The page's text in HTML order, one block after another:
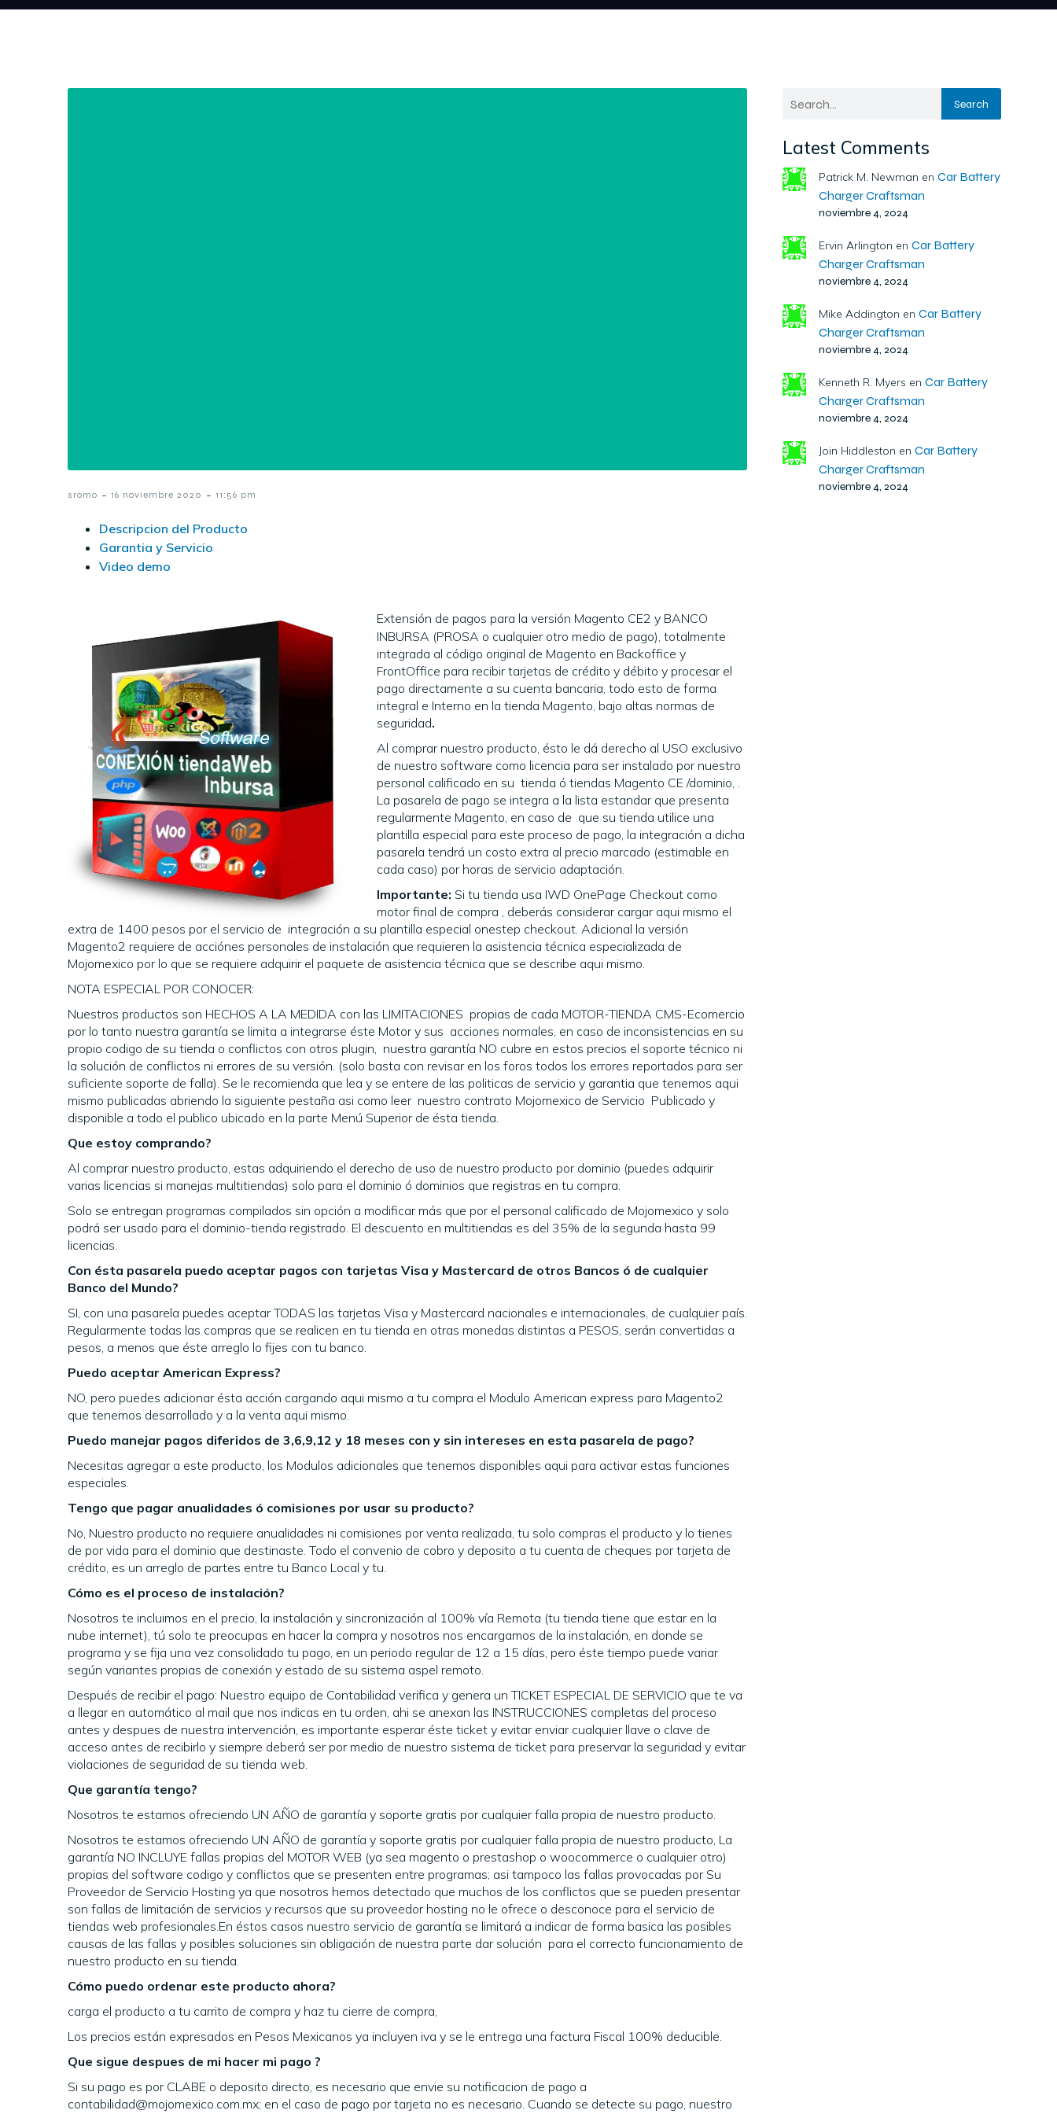
sromo - 16 noviembre 2020 - 11:56 pm
Descripcion del Producto
Garantia y Servicio
Video demo
Extensión de pagos para la versión Magento CE2 y BANCO
INBURSA (PROSA o cualquier otro medio de pago), totalmente
integrada al código original de Magento en Backoffice y
FrontOffice para recibir tarjetas de crédito y débito y procesar el
pago directamente a su cuenta bancaria, todo esto de forma
integral e Interno en la tienda Magento, bajo altas normas de
seguridad.
Al comprar nuestro producto, ésto le dá derecho al USO exclusivo
de nuestro software como licencia para ser instalado por nuestro
personal calificado en su tienda ó tiendas Magento CE /dominio, .
La pasarela de pago se integra a la lista estandar que presenta
regularmente Magento, en caso de que su tienda utilice una
plantilla especial para este proceso de pago, la integración a dicha
pasarela tendrá un costo extra al precio marcado (estimable en
cada caso) por horas de servicio adaptación.
Importante: Si tu tienda usa IWD OnePage Checkout como
motor final de compra , deberás considerar cargar aqui mismo el
extra de 1400 pesos por el servicio de integración a su plantilla especial onestep checkout. Adicional la versión
Magento2 requiere de acciónes personales de instalación que requieren la asistencia técnica especializada de
Mojomexico por lo que se requiere adquirir el paquete de asistencia técnica que se describe aqui mismo.
NOTA ESPECIAL POR CONOCER:
Nuestros productos son HECHOS A LA MEDIDA con las LIMITACIONES propias de cada MOTOR-TIENDA CMS-Ecomercio
por lo tanto nuestra garantía se limita a integrarse éste Motor y sus acciones normales, en caso de inconsistencias en su
propio codigo de su tienda o conflictos con otros plugin, nuestra garantía NO cubre en estos precios el soporte técnico ni
la solución de conflictos ni errores de su versión. (solo basta con revisar en los foros todos los errores reportados para ser
suficiente soporte de falla). Se le recomienda que lea y se entere de las politicas de servicio y garantia que tenemos aqui
mismo publicadas abriendo la siguiente pestaña asi como leer nuestro contrato Mojomexico de Servicio Publicado y
disponible a todo el publico ubicado en la parte Menú Superior de ésta tienda.
Que estoy comprando?
Al comprar nuestro producto, estas adquiriendo el derecho de uso de nuestro producto por dominio (puedes adquirir
varias licencias si manejas multitiendas) solo para el dominio ó dominios que registras en tu compra.
Solo se entregan programas compilados sin opción a modificar más que por el personal calificado de Mojomexico y solo
podrá ser usado para el dominio-tienda registrado. El descuento en multitiendas es del 35% de la segunda hasta 99
licencias.
Con ésta pasarela puedo aceptar pagos con tarjetas Visa y Mastercard de otros Bancos ó de cualquier
Banco del Mundo?
SI, con una pasarela puedes aceptar TODAS las tarjetas Visa y Mastercard nacionales e internacionales, de cualquier país.
Regularmente todas las compras que se realicen en tu tienda en otras monedas distintas a PESOS, serán convertidas a
pesos, a menos que éste arreglo lo fijes con tu banco.
Puedo aceptar American Express?
NO, pero puedes adicionar ésta acción cargando aqui mismo a tu compra el Modulo American express para Magento2
que tenemos desarrollado y a la venta aqui mismo.
Puedo manejar pagos diferidos de 3,6,9,12 y 18 meses con y sin intereses en esta pasarela de pago?
Necesitas agregar a este producto, los Modulos adicionales que tenemos disponibles aqui para activar estas funciones
especiales.
Tengo que pagar anualidades ó comisiones por usar su producto?
No, Nuestro producto no requiere anualidades ni comisiones por venta realizada, tu solo compras el producto y lo tienes
de por vida para el dominio que destinaste. Todo el convenio de cobro y deposito a tu cuenta de cheques por tarjeta de
crédito, es un arreglo de partes entre tu Banco Local y tu.
Cómo es el proceso de instalación?
Nosotros te incluimos en el precio, la instalación y sincronización al 100% vía Remota (tu tienda tiene que estar en la
nube internet), tú solo te preocupas en hacer la compra y nosotros nos encargamos de la instalación, en donde se
programa y se fija una vez consolidado tu pago, en un periodo regular de 12 a 15 días, pero éste tiempo puede variar
según variantes propias de conexión y estado de su sistema aspel remoto.
Después de recibir el pago: Nuestro equipo de Contabilidad verifica y genera un TICKET ESPECIAL DE SERVICIO que te va
a llegar en automático al mail que nos indicas en tu orden, ahi se anexan las INSTRUCCIONES completas del proceso
antes y despues de nuestra intervención, es importante esperar éste ticket y evitar enviar cualquier llave o clave de
acceso antes de recibirlo y siempre deberá ser por medio de nuestro sistema de ticket para preservar la seguridad y evitar
violaciones de seguridad de su tienda web.
Que garantía tengo?
Nosotros te estamos ofreciendo UN AÑO de garantía y soporte gratis por cualquier falla propia de nuestro producto.
Nosotros te estamos ofreciendo UN AÑO de garantía y soporte gratis por cualquier falla propia de nuestro producto, La
garantía NO INCLUYE fallas propias del MOTOR WEB (ya sea magento o prestashop o woocommerce o cualquier otro)
propias del software codigo y conflictos que se presenten entre programas; asi tampoco las fallas provocadas por Su
Proveedor de Servicio Hosting ya que nosotros hemos detectado que muchos de los conflictos que se pueden presentar
son fallas de limitación de servicios y recursos que su proveedor hosting no le ofrece o desconoce para el servicio de
tiendas web profesionales.En éstos casos nuestro servicio de garantía se limitará a indicar de forma basica las posibles
causas de las fallas y posibles soluciones sin obligación de nuestra parte dar solución para el correcto funcionamiento de
nuestro producto en su tienda.
Cómo puedo ordenar este producto ahora?
carga el producto a tu carrito de compra y haz tu cierre de compra,
Los precios están expresados en Pesos Mexicanos ya incluyen iva y se le entrega una factura Fiscal 100% deducible.
Que sigue despues de mi hacer mi pago ?
Si su pago es por CLABE o deposito directo, es necesario que envie su notificacion de pago a
contabilidad@mojomexico.com.mx; en el caso de pago por tarjeta no es necesario. Cuando se detecte su pago, nuestro
Search
Latest Comments
Patrick M. Newman en Car Battery
Charger Craftsman
noviembre 4, 2024
Ervin Arlington en Car Battery
Charger Craftsman
noviembre 4, 2024
Mike Addington en Car Battery
Charger Craftsman
noviembre 4, 2024
Kenneth R. Myers en Car Battery
Charger Craftsman
noviembre 4, 2024
Join Hiddleston en Car Battery
Charger Craftsman
noviembre 4, 2024